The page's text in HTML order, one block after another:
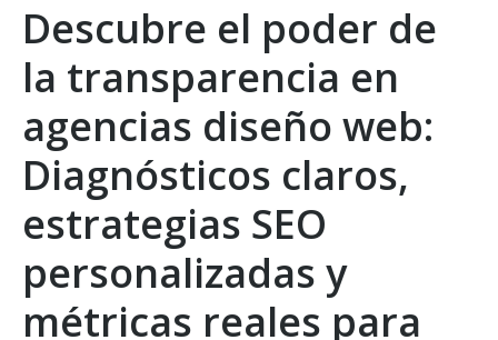
Descubre el poder de
la transparencia en
agencias diseño web:
Diagnósticos claros,
estrategias SEO
personalizadas y
métricas reales para